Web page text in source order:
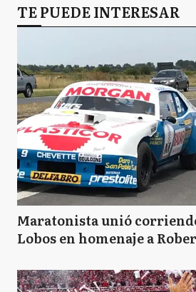
TE PUEDE INTERESAR
Maratonista unió
Lobos en homenaje a